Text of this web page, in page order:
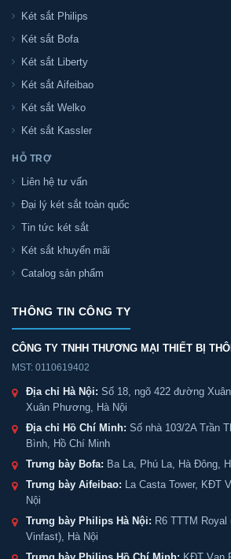
Két sắt Philips
Két sắt Bofa
Két sắt Liberty
Két sắt Aifeibao
Két sắt Welko
Két sắt Kassler
HỖ TRỢ
Liên hệ tư vấn
Đại lý két sắt toàn quốc
Tin tức két sắt
Két sắt khuyến mãi
Catalog sản phẩm
THÔNG TIN CÔNG TY
CÔNG TY TNHH THƯƠNG MẠI THIẾT BỊ
MST: 0110619402
Địa chỉ Hà Nội: Số 18, ngõ 422 đường
Xuân Phương, Hà Nội
Địa chỉ Hồ Chí Minh: Số nhà 103/2A Trần
Bình, Hồ Chí Minh
Trưng bày Bofa: Ba La, Phú La, Hà Đông,
Trưng bày Aifeibao: La Casta Tower, KĐT
Nội
Trưng bày Philips Hà Nội: R6 TTTM
Vinfast), Hà Nội
Trưng bày Philips Hồ Chí Minh: KĐT Vạn